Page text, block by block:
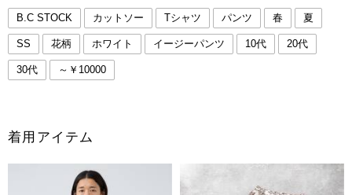
B.C STOCK カットソー Tシャツ パンツ 春 夏
SS 花柄 ホワイト イージーパンツ 10代 20代
30代 ～￥10000
着用アイテム